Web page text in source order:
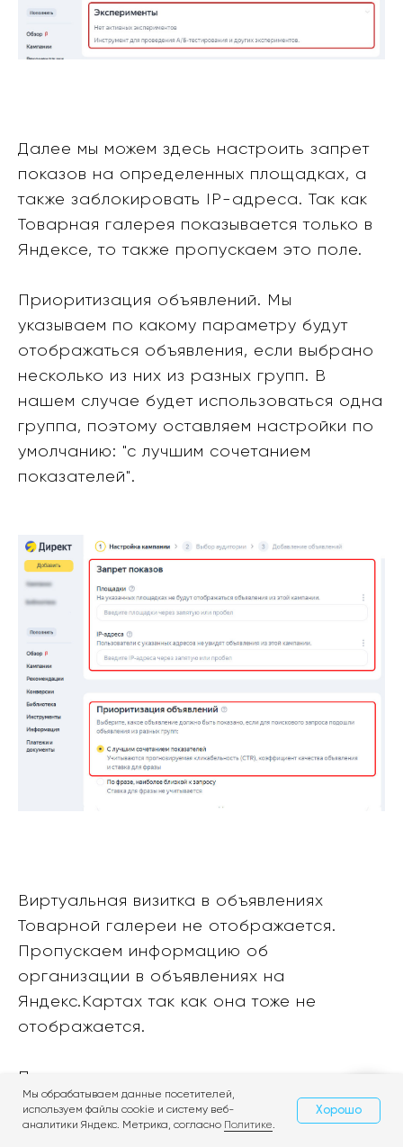
Далее мы можем здесь настроить запрет
показов на определенных площадках, а
также заблокировать IP-адреса. Так как
Товарная галерея показывается только в
Яндексе, то также пропускаем это поле.
Приоритизация объявлений. Мы
указываем по какому параметру будут
отображаться объявления, если выбрано
несколько из них из разных групп. В
нашем случае будет использоваться одна
группа, поэтому оставляем настройки по
умолчанию: "с лучшим сочетанием
показателей".
Виртуальная визитка в объявлениях
Товарной галереи не отображается.
Пропускаем информацию об
организации в объявлениях на
Яндекс.Картах так как она тоже не
отображается.
Почту для уведомления оставляем по
умолчанию и нажимаем кнопку
"продолжить". Далее мы переходим к
Свяжитесь с нами
Мы обрабатываем данные посетителей,
используем файлы cookie и систему веб-
аналитики Яндекс. Метрика, согласно Политике.
Хорошо